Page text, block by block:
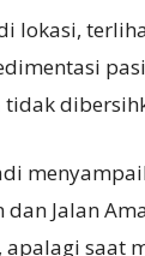
lokasi,
dan Jalan
apalagi saat